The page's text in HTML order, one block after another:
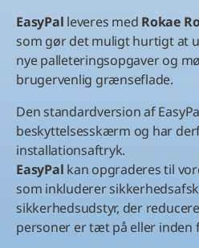
EasyPal leveres med Rokae
som gør det muligt hurtigt at
nye palleteringsopgaver og
brugervenlig grænseflade.
Den standardversion af
beskyttelsesskærm og har
installationsaftryk.
EasyPal kan opgraderes til
som inkluderer
sikkerhedsudstyr, der
personer er tæt på eller inden